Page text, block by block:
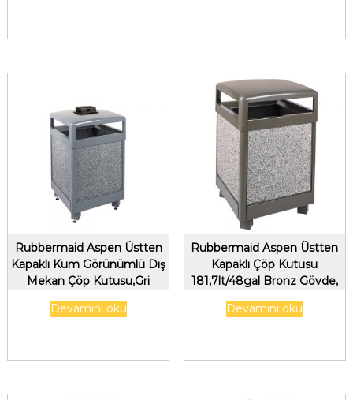
Rubbermaid Aspen Üstten
Kapaklı Kum Görünümlü Dış
Mekan Çöp Kutusu,Gri
Devamını oku
Rubbermaid Aspen Üstten
Kapaklı Çöp Kutusu
181,7lt/48gal Bronz Gövde,
Gri Paneller
Devamını oku